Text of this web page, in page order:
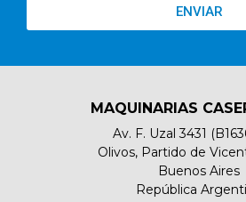
ENVIAR
MAQUINARIAS
Av. F. Uzal 3431
Olivos, Partido de
Buenos Aires
República